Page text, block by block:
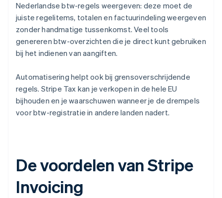
Nederlandse btw-regels weergeven: deze moet de
juiste regelitems, totalen en factuurindeling weergeven
zonder handmatige tussenkomst. Veel tools
genereren btw-overzichten die je direct kunt gebruiken
bij het indienen van aangiften.
Automatisering helpt ook bij grensoverschrijdende
regels. Stripe Tax kan je verkopen in de hele EU
bijhouden en je waarschuwen wanneer je de drempels
voor btw-registratie in andere landen nadert.
De voordelen van Stripe
Invoicing